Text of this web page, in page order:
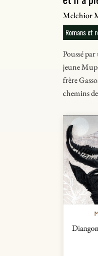
Melchior
Romans et
Poussé
jeune
frère
chemins